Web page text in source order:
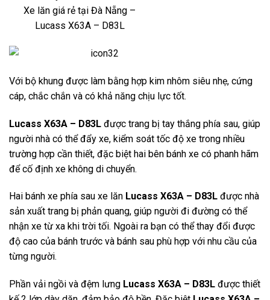
Xe lăn giá rẻ tại Đà Nẵng –
Lucass X63A – D83L
Với bộ khung được làm bằng hợp kim nhôm siêu nhẹ, cứng
cáp, chắc chắn và có khả năng chịu lực tốt.
Lucass X63A – D83L được trang bị tay thắng phía sau, giúp
người nhà có thể đẩy xe, kiểm soát tốc độ xe trong nhiều
trường hợp cần thiết, đặc biệt hai bên bánh xe có phanh hãm
để cố định xe không di chuyển.
Hai bánh xe phía sau xe lăn Lucass X63A – D83L được nhà
sản xuất trang bị phản quang, giúp người đi đường có thể
nhận xe từ xa khi trời tối. Ngoài ra bạn có thể thay đổi được
độ cao của bánh trước và bánh sau phù hợp với nhu cầu của
từng người.
Phần vải ngồi và đệm lưng Lucass X63A – D83L được thiết